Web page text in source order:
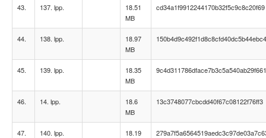
43. 137. lpp.
18.51
MB
cd34a1f9912244170b32f5c9c8c20f69
44. 138. lpp.
18.97
MB
150b4d9c492f1d8c8cfd40dc5b44ebc4
45. 139. lpp.
18.35
MB
9c4d311786dface7b3c5a540ab29f661
46. 14. lpp.
18.6
MB
13c3748077cbcdd40f67c08122f76ff3
47. 140. lpp.
18.19